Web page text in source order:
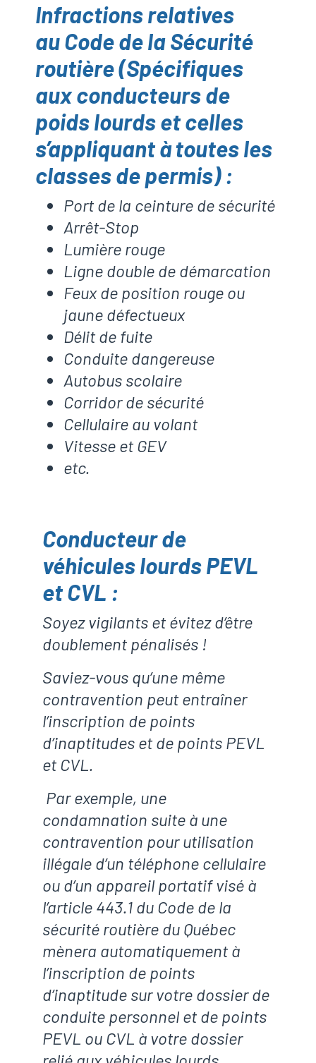
Infractions relatives
au Code de la Sécurité
routière (Spécifiques
aux conducteurs de
poids lourds et celles
s’appliquant à toutes les
classes de permis) :
Port de la ceinture de sécurité
Arrêt-Stop
Lumière rouge
Ligne double de démarcation
Feux de position rouge ou
jaune défectueux
Délit de fuite
Conduite dangereuse
Autobus scolaire
Corridor de sécurité
Cellulaire au volant
Vitesse et GEV
etc.
Conducteur de
véhicules lourds PEVL
et CVL :
Soyez vigilants et évitez d’être
doublement pénalisés !
Saviez-vous qu’une même
contravention peut entraîner
l’inscription de points
d’inaptitudes et de points PEVL
et CVL.
Par exemple, une
condamnation suite à une
contravention pour utilisation
illégale d’un téléphone cellulaire
ou d’un appareil portatif visé à
l’article 443.1 du Code de la
sécurité routière du Québec
mènera automatiquement à
l’inscription de points
d’inaptitude sur votre dossier de
conduite personnel et de points
PEVL ou CVL à votre dossier